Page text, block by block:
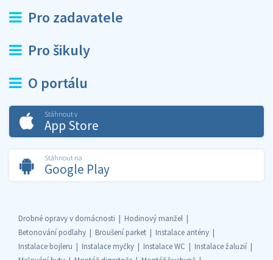
Pro zadavatele
Pro šikuly
O portálu
Stáhnout v
App Store
Stáhnout na
Google Play
Drobné opravy v domácnosti
Hodinový manžel
Betonování podlahy
Broušení parket
Instalace antény
Instalace bojleru
Instalace myčky Instalace WC
Instalace žaluzií